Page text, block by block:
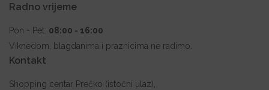
Radno vrijeme
Pon - Pet: 08:00 - 16:00
Viknedom, blagdanima i praznicima ne radimo.
Kontakt
Shopping centar Prečko (istočni ulaz),